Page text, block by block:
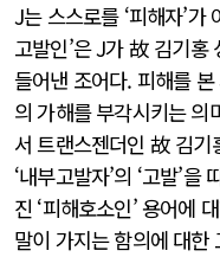
J는 스스로를 ‘피해자’가
고발인’은 J가 故 김기홍
들어낸 조어다. 피해를
의 가해를 부각시키는 의
서 트랜스젠더인 故 김기
‘내부고발자’의 ‘고발’
진 ‘피해호소인’ 용어에
말이 가지는 함의에 대한